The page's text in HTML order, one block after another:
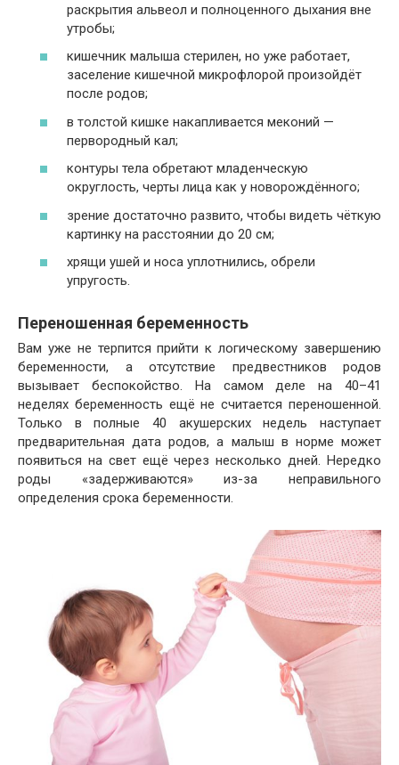
раскрытия альвеол и полноценного дыхания вне
утробы;
кишечник малыша стерилен, но уже работает,
заселение кишечной микрофлорой произойдёт
после родов;
в толстой кишке накапливается меконий —
первородный кал;
контуры тела обретают младенческую
округлость, черты лица как у новорождённого;
зрение достаточно развито, чтобы видеть чёткую
картинку на расстоянии до 20 см;
хрящи ушей и носа уплотнились, обрели
упругость.
Переношенная беременность
Вам уже не терпится прийти к логическому завершению
беременности, а отсутствие предвестников родов
вызывает беспокойство. На самом деле на 40–41
неделях беременность ещё не считается переношенной.
Только в полные 40 акушерских недель наступает
предварительная дата родов, а малыш в норме может
появиться на свет ещё через несколько дней. Нередко
роды «задерживаются» из-за неправильного
определения срока беременности.